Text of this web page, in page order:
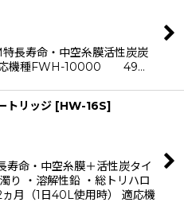
長寿命・中空糸膜活性炭炭
応機種FWH-10000 49…
トリッジ [HW-16S]
寿命・中空糸膜＋活性炭タイ
り ・溶解性鉛 ・総トリハロ
月（1日40L使用時） 適応機